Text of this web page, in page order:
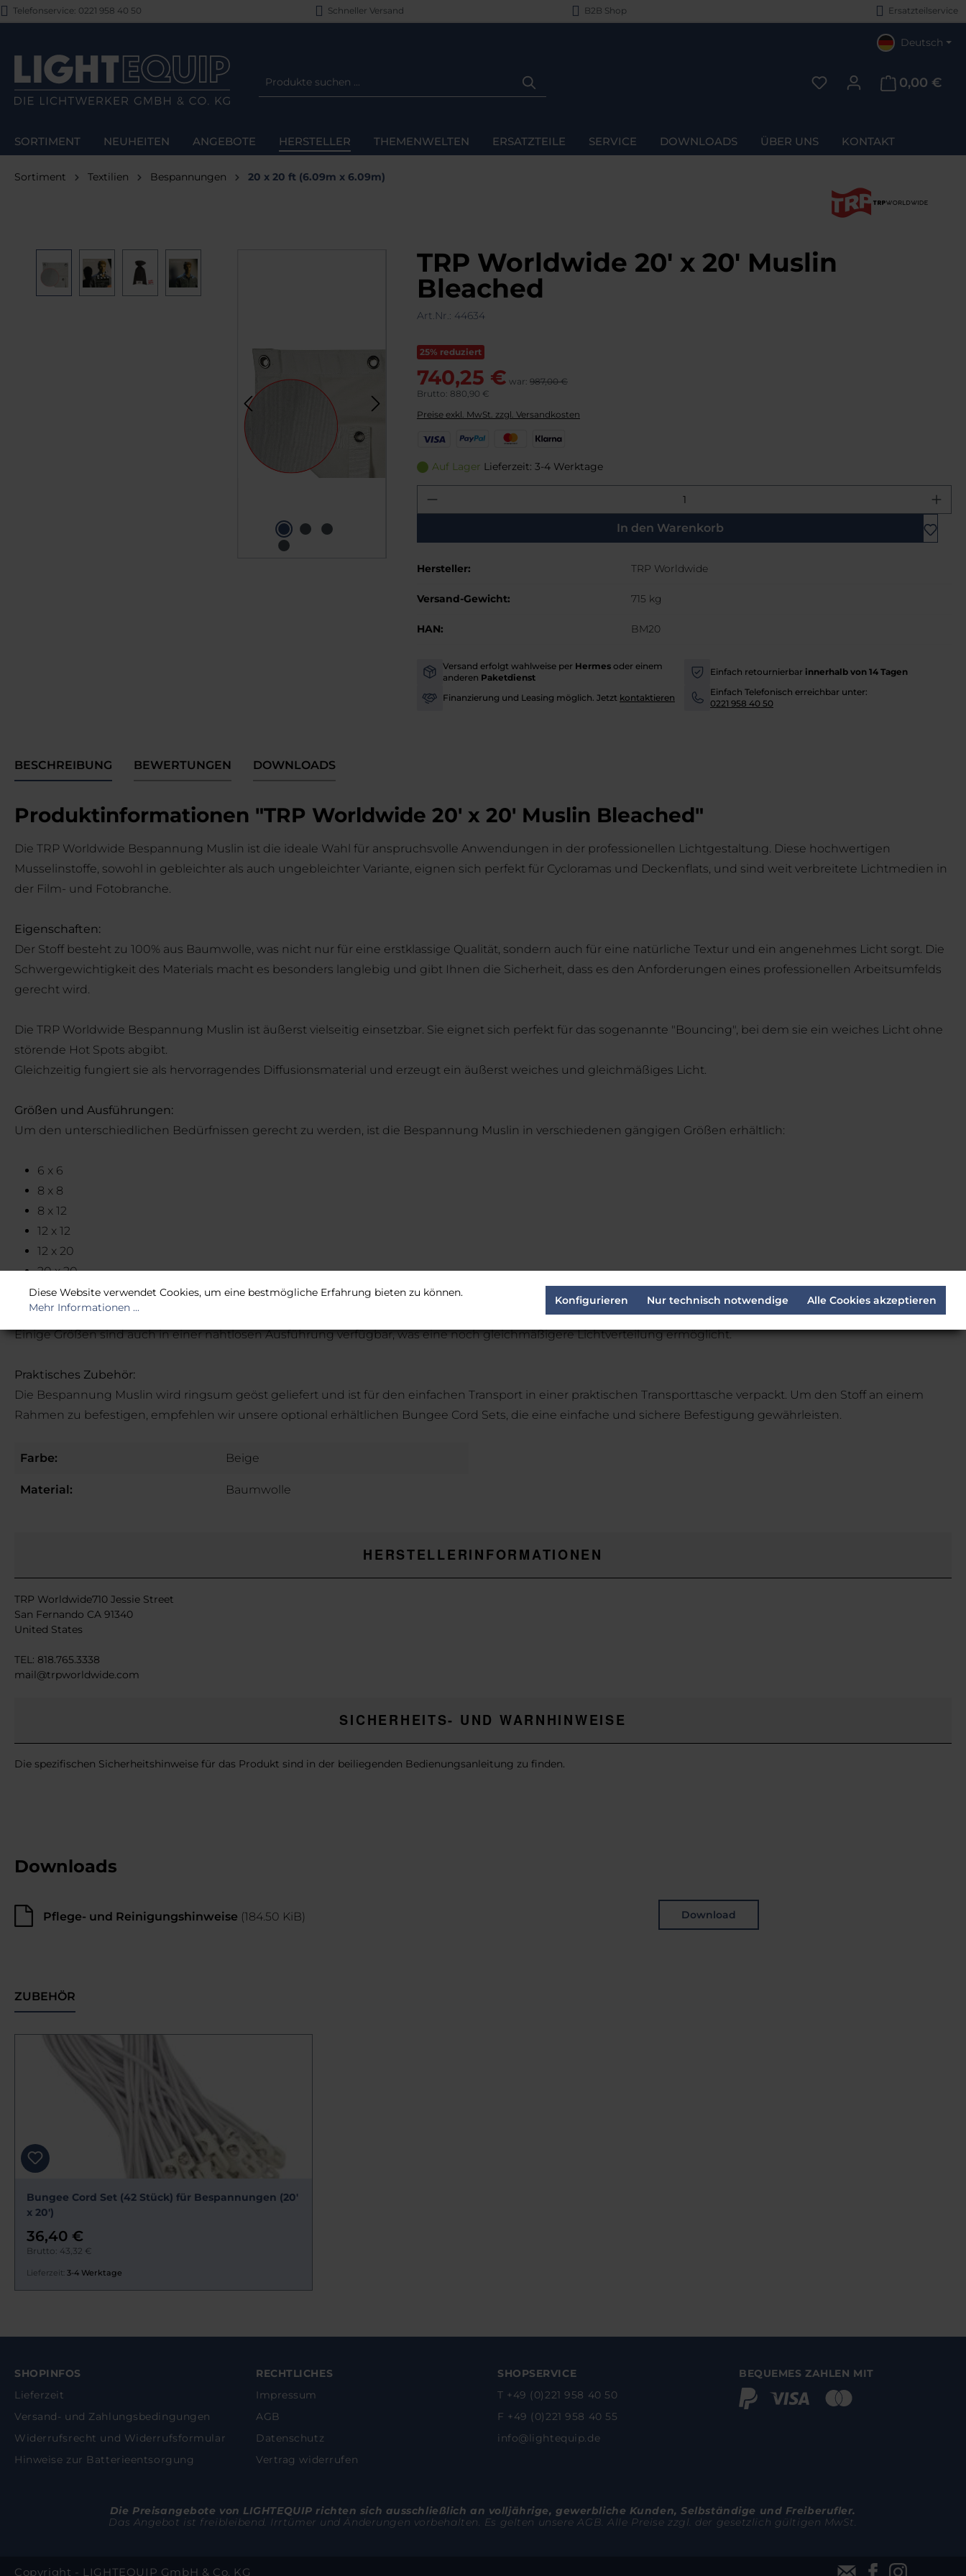
Hauptinhalt springen
Zur Suche springen
Zur Hauptnavigation springen
Telefonservice: 0221 958 40 50 Schneller Versand B2B Shop Ersatzteilservice
Deutsch
Du hast 0 Produkte auf
0,00 €
SORTIMENT NEUHEITEN ANGEBOTE HERSTELLER THEMENWELTEN ERSATZTEILE SERVICE DOWNLOADS ÜBER UNS KONTAKT
Sortiment Textilien Bespannungen 20 x 20 ft (6.09m x 6.09m)
Bildergalerie überspringen
TRP Worldwide 20' x 20' Muslin
Bleached
Art.Nr.: 44634
25% reduziert
740,25 € war: 987,00 €
Brutto: 880,90 €
Preise exkl. MwSt. zzgl. Versandkosten
s
P
y
l
s
r
a
K
a
a
Auf Lager Lieferzeit: 3-4 Werktage
Produkt Anzahl: Gib den gewünschten Wert ein oder
In den Warenkorb
Hersteller: TRP Worldwide
Versand-Gewicht: 715 kg
HAN: BM20
-
Versand erfolgt wahlweise per Hermes oder einem
anderen Paketdienst -
Einfach retournierbar innerhalb von 14 Tagen
-
Finanzierung und Leasing möglich. Jetzt kontaktieren
-
Einfach Telefonisch erreichbar unter:
0221 958 40 50
BESCHREIBUNG BEWERTUNGEN DOWNLOADS
Produktinformationen "TRP Worldwide 20' x 20' Muslin Bleached"
Die TRP Worldwide Bespannung Muslin ist die ideale Wahl für anspruchsvolle Anwendungen in der professionellen Lichtgestaltung. Diese hochwertigen
Musselinstoffe, sowohl in gebleichter als auch ungebleichter Variante, eignen sich perfekt für Cycloramas und Deckenflats, und sind weit verbreitete Lichtmedien in
der Film- und Fotobranche.
Eigenschaften:
Der Stoff besteht zu 100% aus Baumwolle, was nicht nur für eine erstklassige Qualität, sondern auch für eine natürliche Textur und ein angenehmes Licht sorgt. Die
Schwergewichtigkeit des Materials macht es besonders langlebig und gibt Ihnen die Sicherheit, dass es den Anforderungen eines professionellen Arbeitsumfelds
gerecht wird.
Die TRP Worldwide Bespannung Muslin ist äußerst vielseitig einsetzbar. Sie eignet sich perfekt für das sogenannte "Bouncing", bei dem sie ein weiches Licht ohne
störende Hot Spots abgibt.
Gleichzeitig fungiert sie als hervorragendes Diffusionsmaterial und erzeugt ein äußerst weiches und gleichmäßiges Licht.
Größen und Ausführungen:
Um den unterschiedlichen Bedürfnissen gerecht zu werden, ist die Bespannung Muslin in verschiedenen gängigen Größen erhältlich:
6 x 6
8 x 8
8 x 12
12 x 12
12 x 20
20 x 20
Einige Größen sind auch in einer nahtlosen Ausführung verfügbar, was eine noch gleichmäßigere Lichtverteilung ermöglicht.
Praktisches Zubehör:
Die Bespannung Muslin wird ringsum geöst geliefert und ist für den einfachen Transport in einer praktischen Transporttasche verpackt. Um den Stoff an einem
Rahmen zu befestigen, empfehlen wir unsere optional erhältlichen Bungee Cord Sets, die eine einfache und sichere Befestigung gewährleisten.
Farbe: Beige
Material: Baumwolle
HERSTELLERINFORMATIONEN
TRP Worldwide710 Jessie Street
San Fernando CA 91340
United States
TEL: 818.765.3338
mail@trpworldwide.com
SICHERHEITS- UND WARNHINWEISE
Die spezifischen Sicherheitshinweise für das Produkt sind in der beiliegenden Bedienungsanleitung zu finden.
Downloads
Pflege- und Reinigungshinweise (184.50 KiB) Download
ZUBEHÖR
Bungee Cord Set (42 Stück) für Bespannungen (20'
x 20')
36,40 €
Brutto: 43,32 €
Lieferzeit: 3-4 Werktage
SHOPINFOS
Lieferzeit
Versand- und Zahlungsbedingungen
Widerrufsrecht und Widerrufsformular
Hinweise zur Batterieentsorgung
RECHTLICHES
Impressum
AGB
Datenschutz
Vertrag widerrufen
SHOPSERVICE
T +49 (0)221 958 40 50
F +49 (0)221 958 40 55
info@lightequip.de
BEQUEMES ZAHLEN MIT
Die Preisangebote von LIGHTEQUIP richten sich ausschließlich an volljährige, gewerbliche Kunden, Selbständige und Freiberufler.
Das Angebot ist freibleibend. Irrtümer und Änderungen vorbehalten. Es gelten unsere AGB. Alle Preise zzgl. der gesetzlich gültigen MwSt.
Copyright - LIGHTEQUIP GmbH & Co. KG
Diese Website verwendet Cookies, um eine bestmögliche Erfahrung bieten zu können.
Mehr Informationen ...
Nur technisch notwendige
Konfigurieren Alle Cookies akzeptieren